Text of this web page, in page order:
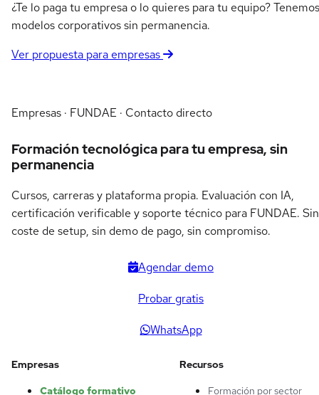
¿Te lo paga tu empresa o lo quieres para tu equipo? Tenemos
modelos corporativos sin permanencia.
Ver propuesta para empresas
Empresas · FUNDAE · Contacto directo
Formación tecnológica para tu empresa, sin
permanencia
Cursos, carreras y plataforma propia. Evaluación con IA,
certificación verificable y soporte técnico para FUNDAE. Sin
coste de setup, sin demo de pago, sin compromiso.
Agendar demo
Probar gratis
WhatsApp
Empresas
Catálogo formativo
Recursos
Formación por sector